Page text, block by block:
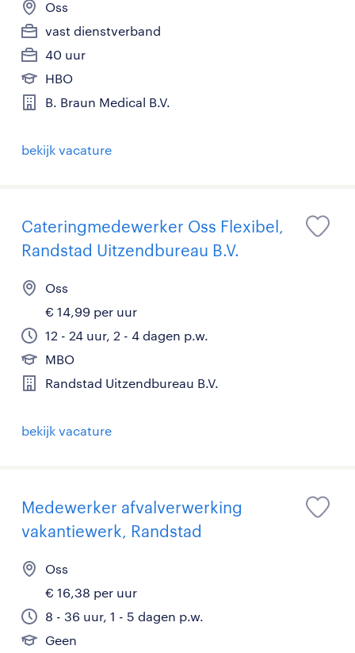
Oss
vast dienstverband
40 uur
HBO
B. Braun Medical B.V.
bekijk vacature
Cateringmedewerker Oss Flexibel,
Randstad Uitzendbureau B.V.
Oss
€ 14,99 per uur
12 - 24 uur, 2 - 4 dagen p.w.
MBO
Randstad Uitzendbureau B.V.
bekijk vacature
Medewerker afvalverwerking
vakantiewerk, Randstad
Oss
€ 16,38 per uur
8 - 36 uur, 1 - 5 dagen p.w.
Geen